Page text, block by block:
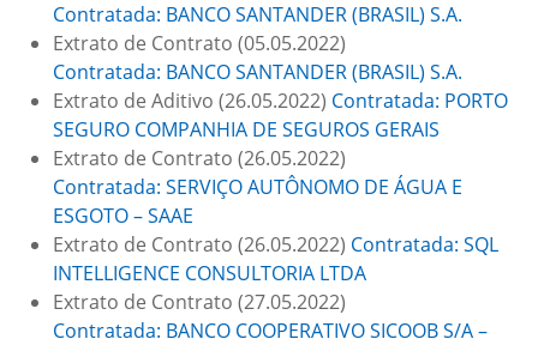
Contratada: BANCO SANTANDER (BRASIL) S.A.
Extrato de Contrato (05.05.2022)
Contratada: BANCO SANTANDER (BRASIL) S.A.
Extrato de Aditivo (26.05.2022) Contratada: PORTO
SEGURO COMPANHIA DE SEGUROS GERAIS
Extrato de Contrato (26.05.2022)
Contratada: SERVIÇO AUTÔNOMO DE ÁGUA E
ESGOTO – SAAE
Extrato de Contrato (26.05.2022) Contratada: SQL
INTELLIGENCE CONSULTORIA LTDA
Extrato de Contrato (27.05.2022)
Contratada: BANCO COOPERATIVO SICOOB S/A –